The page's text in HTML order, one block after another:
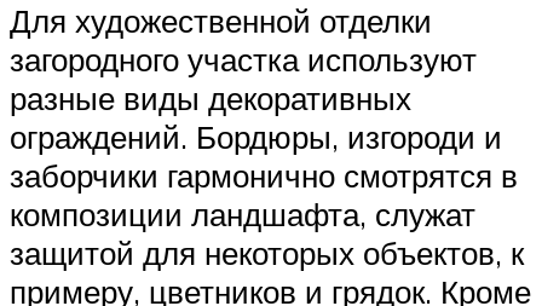
Для художественной отделки
загородного участка используют
разные виды декоративных
ограждений. Бордюры, изгороди и
заборчики гармонично смотрятся в
композиции ландшафта, служат
защитой для некоторых объектов, к
примеру, цветников и грядок. Кроме